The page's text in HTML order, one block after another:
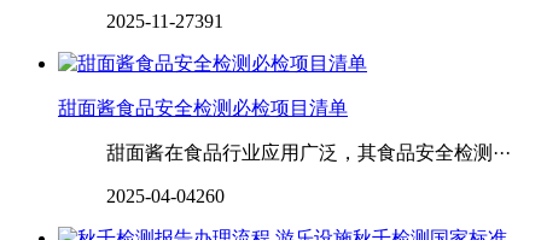
2025-11-27391
甜面酱食品安全检测必检项目清单
甜面酱在食品行业应用广泛，其食品安全检测···
2025-04-04260